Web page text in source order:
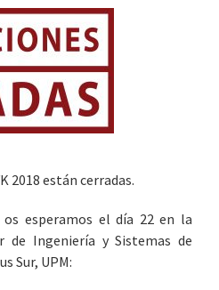
2018 están cerradas.
esperamos el día 22 en la
de Ingeniería y Sistemas de
Sur, UPM: